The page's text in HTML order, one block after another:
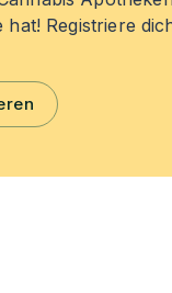
hat! Registriere